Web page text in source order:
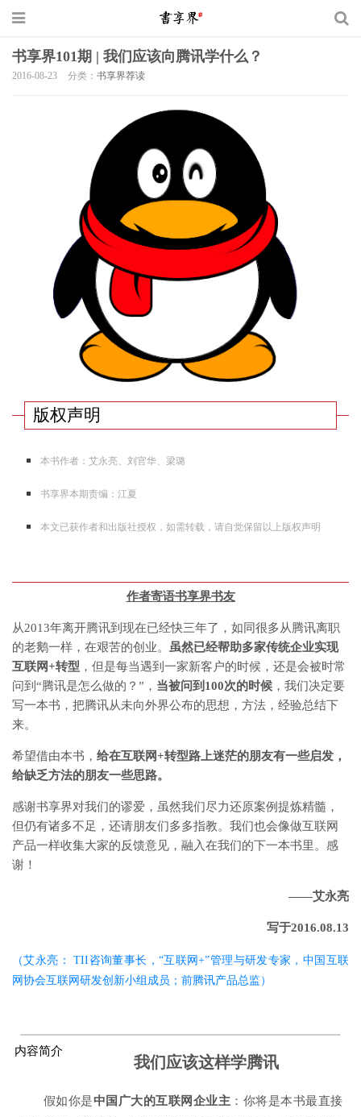
书享界101期 | 我们应该向腾讯学什么？
2016-08-23 分类： 书享界荐读
版权声明
本书作者：艾永亮、刘官华、梁璐
书享界本期责编：江夏
本文已获作者和出版社授权，如需转载， 请自觉保留以上版权声明
作者寄语书享界书友
从2013年离开腾讯到现在已经快三年了，如同很多从腾讯离职
的老鹅一样，在艰苦的创业。
虽然已经帮助多家传统企业实现
互联网+转型 ，但是每当遇到一家新客户的时候，还是会被时常
问到“腾讯是怎么做的？”， 当被问到100次的时候 ，我们决定要
写一本书，把腾讯从未向外界公布的思想，方法，经验总结下
来。
希望借由本书， 给在互联网+转型路上迷茫的朋友有一些启发，
给缺乏方法的朋友一些思路。
感谢书享界对我们的谬爱，虽然我们尽力还原案例提炼精髓，
但仍有诸多不足，还请朋友们多多指教。我们也会像做互联网
产品一样收集大家的反馈意见，融入在我们的下一本书里。感
谢！
——艾永亮
写于2016.08.13
（艾永亮： TII咨询董事长，“互联网+”管理与研发专家，中国互联
网协会互联网研发创新小组成员；前腾讯产品总监）
内容简介
我们应该这样学腾讯
假如你是中国广大的互联网企业主 ：你将是本书最直接